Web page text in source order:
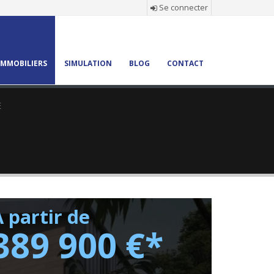
Se connecter
SIMULATION BLOG CONTACT
partir de
900 €*
!